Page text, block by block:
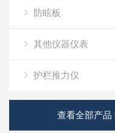
防眩板
其他仪器仪表
护栏推力仪
查看全部产品